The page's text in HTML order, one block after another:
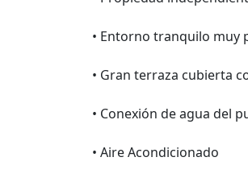
• Entorno tranquilo muy
• Gran terraza cubierta
• Conexión de agua del
• Aire Acondicionado